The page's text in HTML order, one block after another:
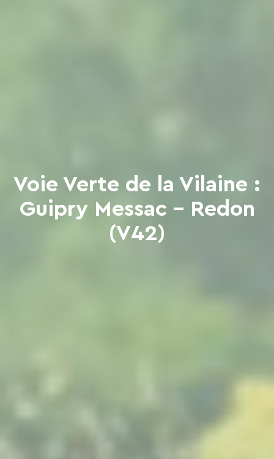
Voie Verte de la Vilaine :
Guipry Messac - Redon
(V42)